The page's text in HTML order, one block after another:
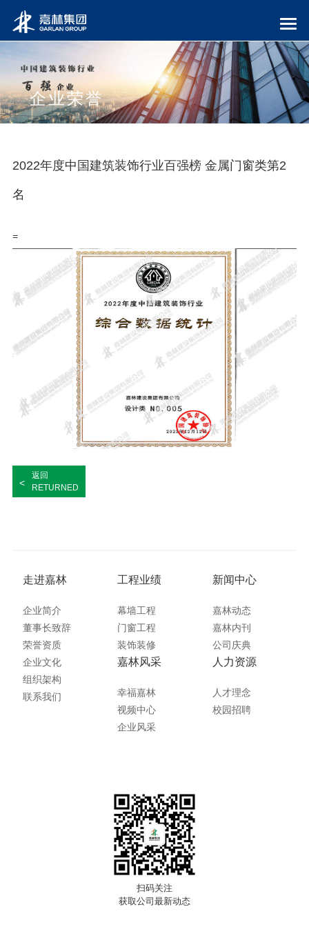
企业荣誉
2022年度中国建筑装饰行业百强榜 金属门窗类第2
名
=
<
返回
RETURNED
走进嘉林
企业简介
董事长致辞
荣誉资质
企业文化
组织架构
联系我们
工程业绩
幕墙工程
门窗工程
装饰装修
新闻中心
嘉林动态
嘉林内刊
公司庆典
嘉林风采
幸福嘉林
视频中心
企业风采
人力资源
人才理念
校园招聘
扫码关注
获取公司最新动态